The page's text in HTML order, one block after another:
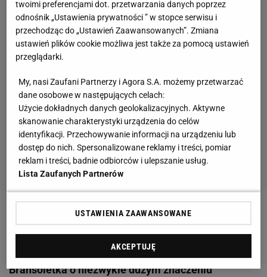
Zobacz wideoIga Świątek reaguje na pozycję liderki
rankingu WTA
Bransoletka o niezwykle dużym znaczeniu
twoimi preferencjami dot. przetwarzania danych poprzez
odnośnik „Ustawienia prywatności ” w stopce serwisu i
przechodząc do „Ustawień Zaawansowanych”. Zmiana
ustawień plików cookie możliwa jest także za pomocą ustawień
przeglądarki.
My, nasi Zaufani Partnerzy i Agora S.A. możemy przetwarzać
dane osobowe w następujących celach:
Użycie dokładnych danych geolokalizacyjnych. Aktywne
skanowanie charakterystyki urządzenia do celów
identyfikacji. Przechowywanie informacji na urządzeniu lub
dostęp do nich. Spersonalizowane reklamy i treści, pomiar
reklam i treści, badnie odbiorców i ulepszanie usług.
Lista Zaufanych Partnerów
USTAWIENIA ZAAWANSOWANE
AKCEPTUJĘ